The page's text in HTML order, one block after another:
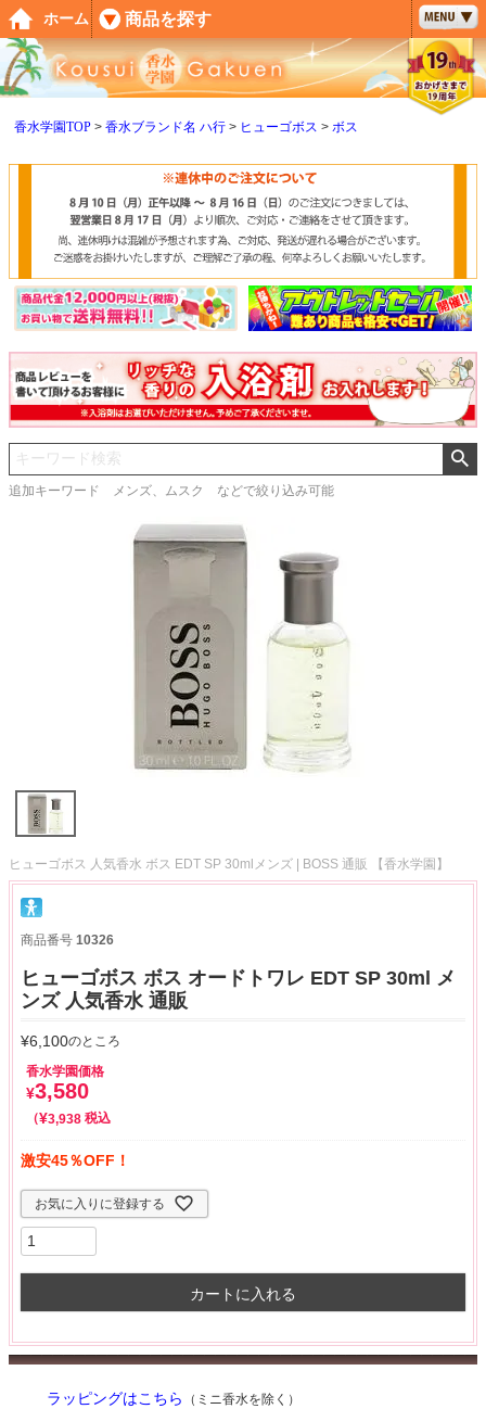
香水学園TOP 香水ブランド名 ハ行 ヒューゴボス ボス
追加キーワード メンズ、ムスク などで絞り込み可能
ヒューゴボス 人気香水 ボス EDT SP 30mlメンズ | BOSS 通販 【香水学園】
商品番号 10326
ヒューゴボス ボス オードトワレ EDT SP 30ml メ
ンズ 人気香水 通販
¥6,100のところ
香水学園価格
¥3,580
¥3,938 税込
激安45％OFF！
お気に入りに登録する
カートに入れる
ラッピングはこちら （ミニ香水を除く）
ペー
ジト
ップ
へ
ホーム 商品を探す